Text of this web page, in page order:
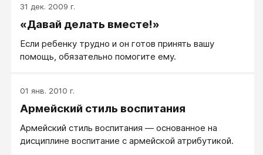
31 дек. 2009 г.
«Давай делать вместе!»
Если ребенку трудно и он готов принять вашу
помощь, обязательно помогите ему.
01 янв. 2010 г.
Армейский стиль воспитания
Армейский стиль воспитания — основанное на
дисциплине воспитание с армейской атрибутикой.